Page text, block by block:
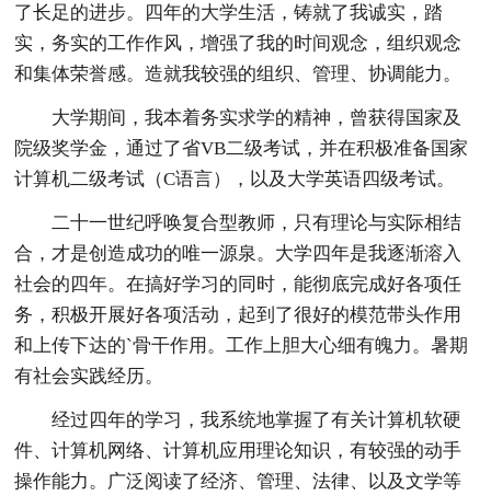
了长足的进步。四年的大学生活，铸就了我诚实，踏
实，务实的工作作风，增强了我的时间观念，组织观念
和集体荣誉感。造就我较强的组织、管理、协调能力。
大学期间，我本着务实求学的精神，曾获得国家及
院级奖学金，通过了省VB二级考试，并在积极准备国家
计算机二级考试（C语言），以及大学英语四级考试。
二十一世纪呼唤复合型教师，只有理论与实际相结
合，才是创造成功的唯一源泉。大学四年是我逐渐溶入
社会的四年。在搞好学习的同时，能彻底完成好各项任
务，积极开展好各项活动，起到了很好的模范带头作用
和上传下达的`骨干作用。工作上胆大心细有魄力。暑期
有社会实践经历。
经过四年的学习，我系统地掌握了有关计算机软硬
件、计算机网络、计算机应用理论知识，有较强的动手
操作能力。广泛阅读了经济、管理、法律、以及文学等